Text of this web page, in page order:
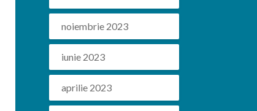
noiembrie 2023
iunie 2023
aprilie 2023